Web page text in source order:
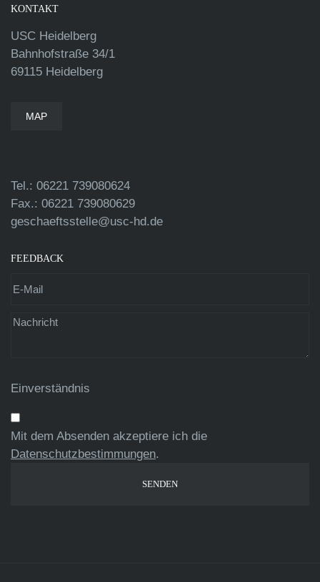
KONTAKT
USC Heidelberg
Bahnhofstraße 34/1
69115 Heidelberg
MAP
Tel.: 06221 739080624
Fax.: 06221 739080629
geschaeftsstelle@usc-hd.de
FEEDBACK
Einverständnis
Mit dem Absenden akzeptiere ich die
Datenschutzbestimmungen.